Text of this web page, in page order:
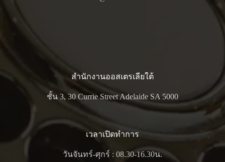
สำนักงานออสเตรเลียใต้
ชั้น 3, 30 Currie Street Adelaide SA 5000
เวลาเปิดทำการ
วันจันทร์-ศุกร์ : 08.30-16.30น.